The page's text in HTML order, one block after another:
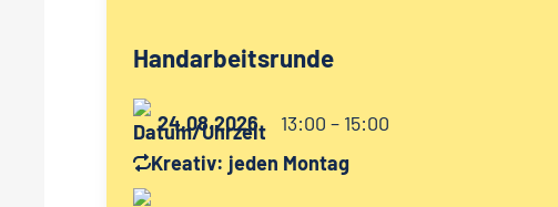
Handarbeitsrunde
24.08.2026
13:00 – 15:00
Kreativ: jeden Montag